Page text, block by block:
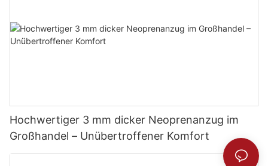
Hochwertiger 3 mm dicker Neoprenanzug im
Großhandel – Unübertroffener Komfort